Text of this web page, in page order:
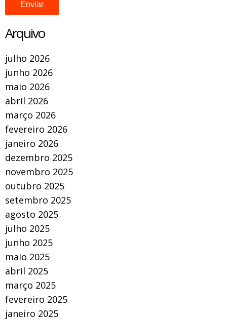
Arquivo
julho 2026
junho 2026
maio 2026
abril 2026
março 2026
fevereiro 2026
janeiro 2026
dezembro 2025
novembro 2025
outubro 2025
setembro 2025
agosto 2025
julho 2025
junho 2025
maio 2025
abril 2025
março 2025
fevereiro 2025
janeiro 2025